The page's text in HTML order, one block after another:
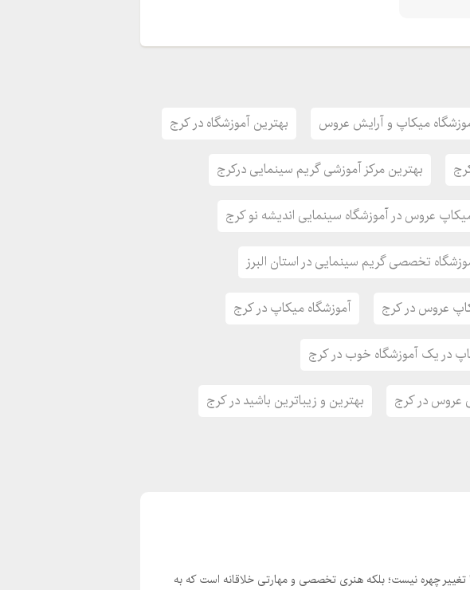
فن بيان ، سخنوري و اعتماد به نفس آموزشگاه
ببینید
در کرج
و قابل ترجمه در کرج
میکاپ و آرایش عروس بهترین آموزشگاه در کرج
بهترین مرکز آموزشی گریم سینمایی درکرج
عروس در آموزشگاه سینمایی اندیشه نو کرج
تخصصی گریم سینمایی در استان البرز
عروس در کرج آموزشگاه میکاپ در کرج
در یک آموزشگاه خوب در کرج
در کرج بهترین و زیباترین باشید در کرج
تغییر چهره نیست؛ بلکه هنری تخصصی و مهارتی خلاقانه است که به